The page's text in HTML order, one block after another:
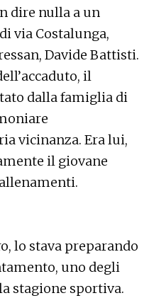
dire nulla a un
via Costalunga,
Davide Battisti.
il
dalla famiglia di
vicinanza. Era lui,
il giovane
lo stava preparando
uno degli
stagione sportiva.